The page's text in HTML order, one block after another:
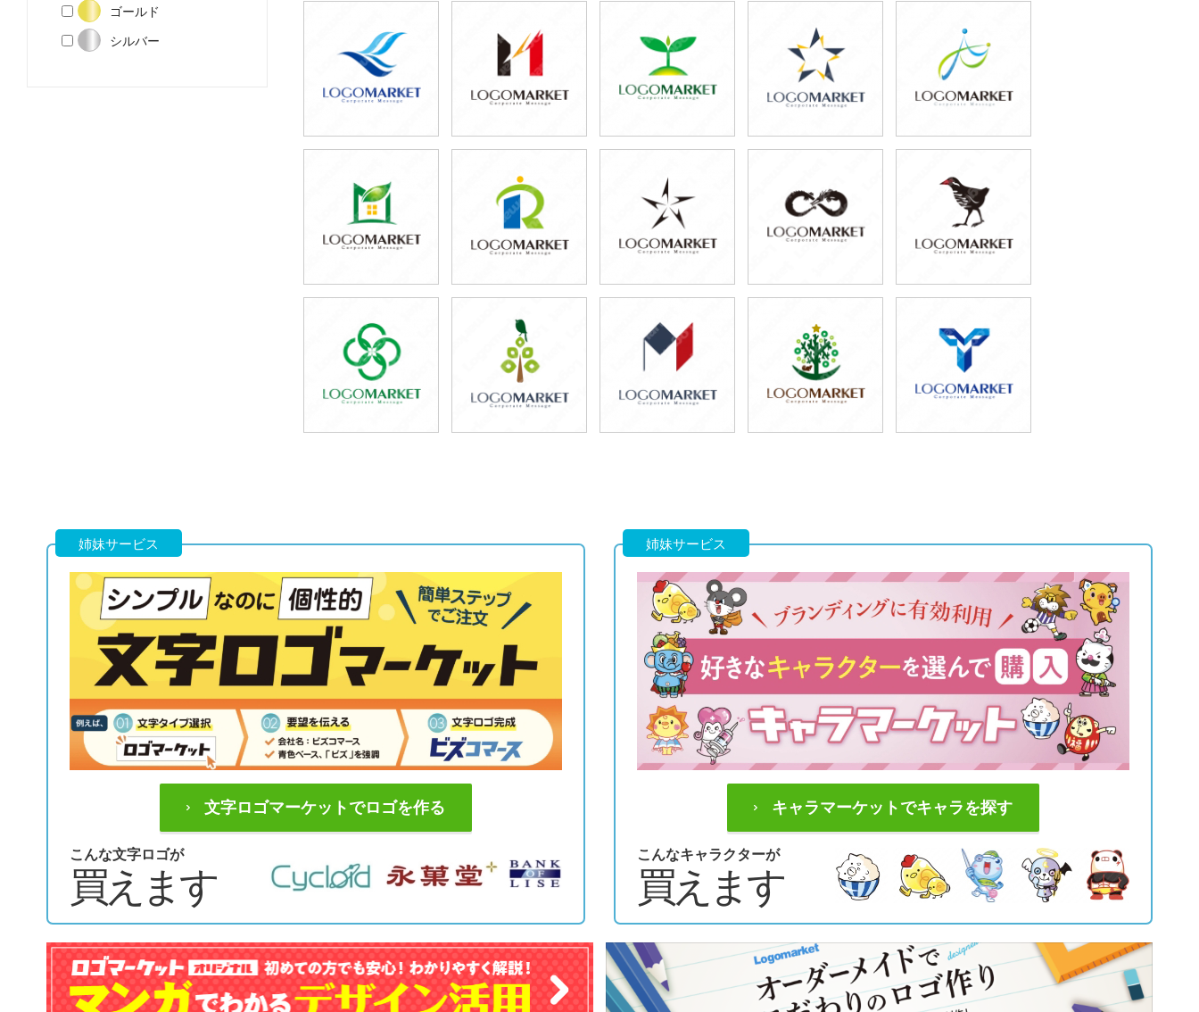
ゴールド
シルバー
49,800円
(税込54,780円)
59,800円
(税込65,780円)
69,800円
(税込76,780円)
79,800円
(税込87,780円)
59,800円
(税込65,780円)
59,800円
(税込65,780円)
59,800円
(税込65,780円)
59,800円
(税込65,780円)
69,800円
(税込76,780円)
59,800円
(税込65,780円)
69,800円
(税込76,780円)
69,800円
(税込76,780円)
49,800円
(税込54,780円)
79,800円
(税込87,780円)
69,800円
(税込76,780円)
姉妹サービス
文字ロゴマーケットでロゴを作る
こんな文字ロゴが
買えます
姉妹サービス
キャラマーケットでキャラを探す
こんなキャラクターが
買えます